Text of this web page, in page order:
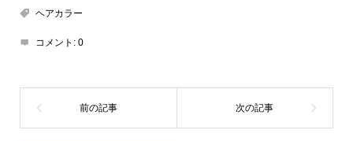
ヘアカラー
コメント: 0